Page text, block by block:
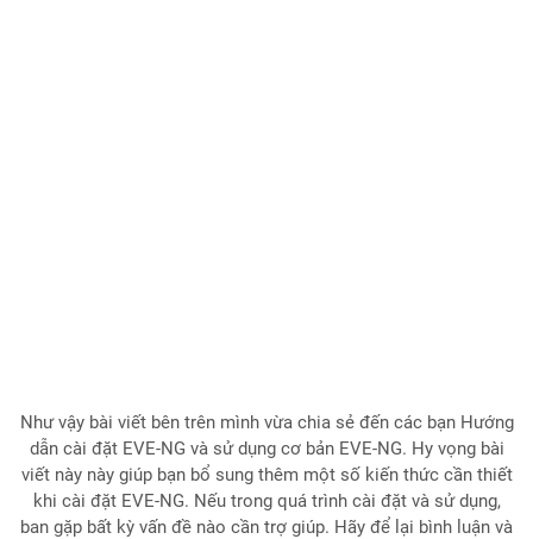
Như vậy bài viết bên trên mình vừa chia sẻ đến các bạn Hướng
dẫn cài đặt EVE-NG và sử dụng cơ bản EVE-NG. Hy vọng bài
viết này này giúp bạn bổ sung thêm một số kiến thức cần thiết
khi cài đặt EVE-NG. Nếu trong quá trình cài đặt và sử dụng,
ban gặp bất kỳ vấn đề nào cần trợ giúp. Hãy để lại bình luận và